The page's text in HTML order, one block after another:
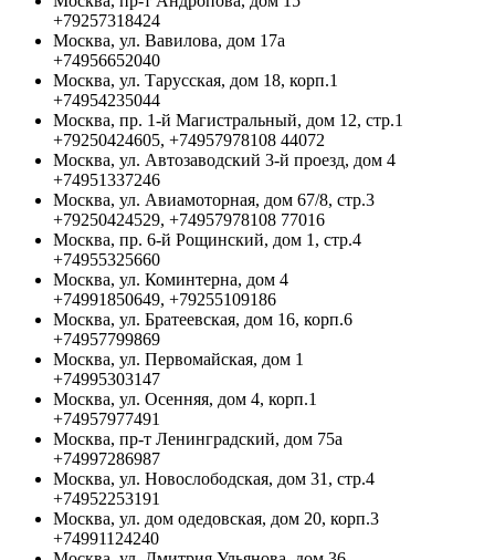
+79257318424
Москва, ул. Вавилова, дом 17а
+74956652040
Москва, ул. Тарусская, дом 18, корп.1
+74954235044
Москва, пр. 1-й Магистральный, дом 12, стр.1
+79250424605, +74957978108 44072
Москва, ул. Автозаводский 3-й проезд, дом 4
+74951337246
Москва, ул. Авиамоторная, дом 67/8, стр.3
+79250424529, +74957978108 77016
Москва, пр. 6-й Рощинский, дом 1, стр.4
+74955325660
Москва, ул. Коминтерна, дом 4
+74991850649, +79255109186
Москва, ул. Братеевская, дом 16, корп.6
+74957799869
Москва, ул. Первомайская, дом 1
+74995303147
Москва, ул. Осенняя, дом 4, корп.1
+74957977491
Москва, пр-т Ленинградский, дом 75а
+74997286987
Москва, ул. Новослободская, дом 31, стр.4
+74952253191
Москва, ул. дом одедовская, дом 20, корп.3
+74991124240